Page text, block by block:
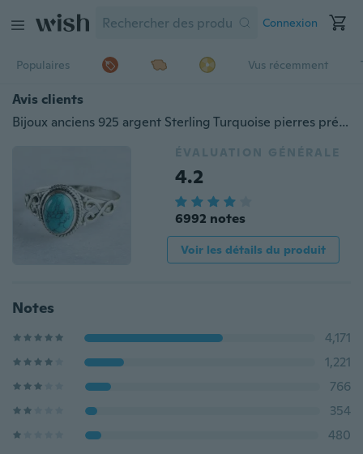
Connexion
Populaires Vus récemment
Avis clients
Bijoux anciens 925 argent Sterling Turquoise pierres précieuses naturelles mariée mariage fiançailles Vintage bague cadeaux taille 6-10
ÉVALUATION GÉNÉRALE
4.2
6992 notes
Voir les détails du produit
Notes
4,171
1,221
766
354
480